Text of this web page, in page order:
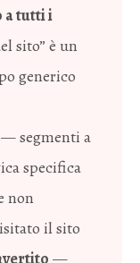
a tutti i
sito” è un
generico
— segmenti a
specifica
non
il sito
—